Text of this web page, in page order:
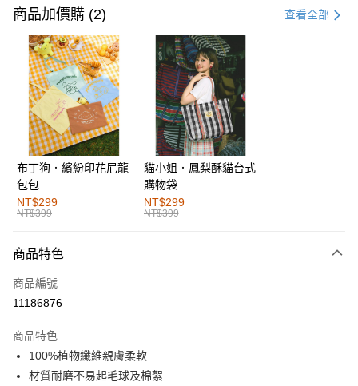
信用卡一次付款
購物金
超商取貨付款
LINE Pay
街口支付
運送方式
全家取貨付款
每筆NT$60，滿NT$1,000(含以上)免運費
付款後全家取貨
萊爾富取貨付款
付款後萊爾富取貨
每筆NT$60，滿NT$1,000(含以上)免運費
商品加價購 (2) 查看全部
布丁狗．繽紛印花尼龍
包包
NT$299
NT$399
貓小姐．鳳梨酥貓台式
購物袋
NT$299
NT$399
商品特色
商品編號
11186876
商品特色
100%植物纖維親膚柔軟
材質耐磨不易起毛球及棉絮